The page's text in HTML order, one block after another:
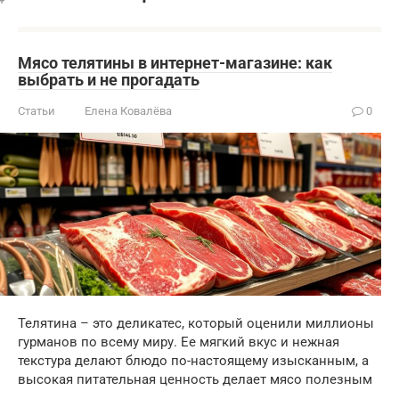
Мясо телятины в интернет-магазине: как
выбрать и не прогадать
Статьи Елена Ковалёва 0
Телятина – это деликатес, который оценили миллионы
гурманов по всему миру. Ее мягкий вкус и нежная
текстура делают блюдо по-настоящему изысканным, а
высокая питательная ценность делает мясо полезным